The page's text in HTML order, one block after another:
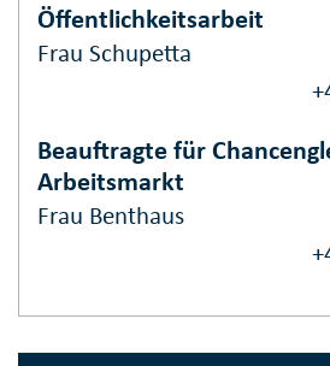
Öffentlichkeitsarbeit
Frau Schupetta
Beauftragte für
Arbeitsmarkt
Frau Benthaus